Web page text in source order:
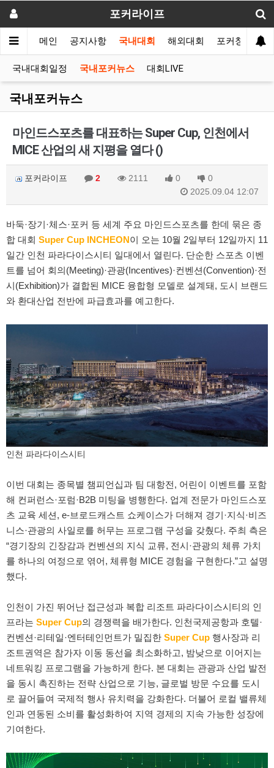
포커라이프
메인 공지사항 국내대회 해외대회 포커창고
국내대회일정 국내포커뉴스 대회LIVE
국내포커뉴스
마인드스포츠를 대표하는 Super Cup, 인천에서
MICE 산업의 새 지평을 열다 ()
포커라이프 2 2111 0
0
2025.09.04 12:07
바둑·장기·체스·포커 등 세계 주요 마인드스포츠를 한데 묶은 종
합 대회 Super Cup INCHEON 이 오는 10월 2일부터 12일까지 11
일간 인천 파라다이스시티 일대에서 열린다. 단순한 스포츠 이벤
트를 넘어 회의(Meeting)·관광(Incentives)·컨벤션(Convention)·전
시(Exhibition)가 결합된 MICE 융합형 모델로 설계돼, 도시 브랜드
와 환대산업 전반에 파급효과를 예고한다.
인천 파라다이스시티
이번 대회는 종목별 챔피언십과 팀 대항전, 어린이 이벤트를 포함
해 컨퍼런스·포럼·B2B 미팅을 병행한다. 업계 전문가 마인드스포
츠 교육 세션, e-브로드캐스트 쇼케이스가 더해져 경기·지식·비즈
니스·관광의 사일로를 허무는 프로그램 구성을 갖췄다. 주최 측은
“경기장의 긴장감과 컨벤션의 지식 교류, 전시·관광의 체류 가치
를 하나의 여정으로 엮어, 체류형 MICE 경험을 구현한다.”고 설명
했다.
인천이 가진 뛰어난 접근성과 복합 리조트 파라다이스시티의 인
프라는 Super Cup의 경쟁력을 배가한다. 인천국제공항과 호텔·
컨벤션·리테일·엔터테인먼트가 밀집한 Super Cup 행사장과 리
조트권역은 참가자 이동 동선을 최소화하고, 밤낮으로 이어지는
네트워킹 프로그램을 가능하게 한다. 본 대회는 관광과 산업 발전
을 동시 촉진하는 전략 산업으로 기능, 글로벌 방문 수요를 도시
로 끌어들여 국제적 행사 유치력을 강화한다. 더불어 로컬 밸류체
인과 연동된 소비를 활성화하여 지역 경제의 지속 가능한 성장에
기여한다.